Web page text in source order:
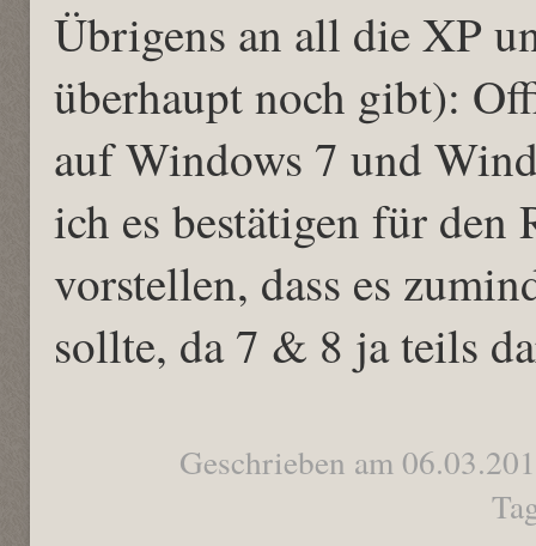
Übrigens an all die XP
überhaupt noch gibt):
auf Windows 7 und
ich es bestätigen für den
vorstellen, dass es
sollte, da 7 & 8 ja teils
Geschrieben am